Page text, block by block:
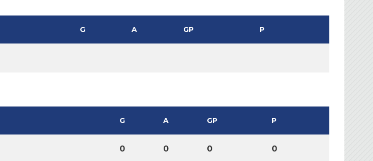
G A GP P
G A GP P
0 0 0 0